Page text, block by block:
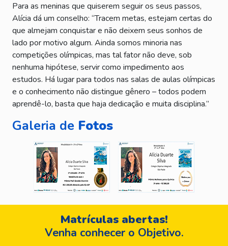
Para as meninas que quiserem seguir os seus passos,
Alícia dá um conselho: “Tracem metas, estejam certas do
que almejam conquistar e não deixem seus sonhos de
lado por motivo algum. Ainda somos minoria nas
competições olímpicas, mas tal fator não deve, sob
nenhuma hipótese, servir como impedimento aos
estudos. Há lugar para todos nas salas de aulas olímpicas
e o conhecimento não distingue gênero – todos podem
aprendê-lo, basta que haja dedicação e muita disciplina.”
Galeria de Fotos
Matrículas abertas!
Venha conhecer o Objetivo.